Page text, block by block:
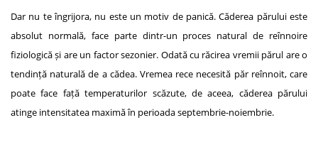
Dar nu te îngrijora, nu este un motiv de panică. Căderea părului este
absolut normală, face parte dintr-un proces natural de reînnoire
fiziologică și are un factor sezonier. Odată cu răcirea vremii părul are o
tendință naturală de a cădea. Vremea rece necesită păr reînnoit, care
poate face față temperaturilor scăzute, de aceea, căderea părului
atinge intensitatea maximă în perioada septembrie-noiembrie.